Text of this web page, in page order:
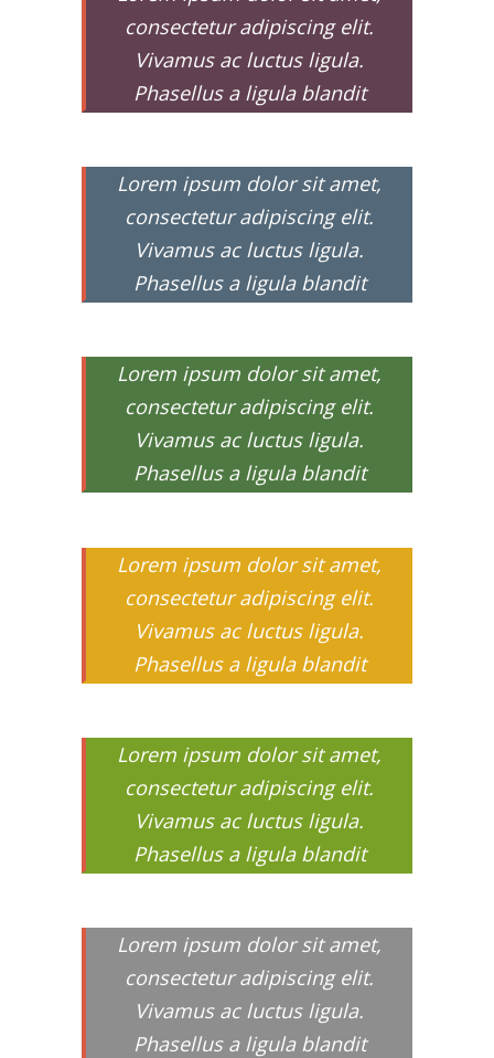
consectetur adipiscing elit.
Vivamus ac luctus ligula.
Phasellus a ligula blandit
Lorem ipsum dolor sit amet,
consectetur adipiscing elit.
Vivamus ac luctus ligula.
Phasellus a ligula blandit
Lorem ipsum dolor sit amet,
consectetur adipiscing elit.
Vivamus ac luctus ligula.
Phasellus a ligula blandit
Lorem ipsum dolor sit amet,
consectetur adipiscing elit.
Vivamus ac luctus ligula.
Phasellus a ligula blandit
Lorem ipsum dolor sit amet,
consectetur adipiscing elit.
Vivamus ac luctus ligula.
Phasellus a ligula blandit
Lorem ipsum dolor sit amet,
consectetur adipiscing elit.
Vivamus ac luctus ligula.
Phasellus a ligula blandit